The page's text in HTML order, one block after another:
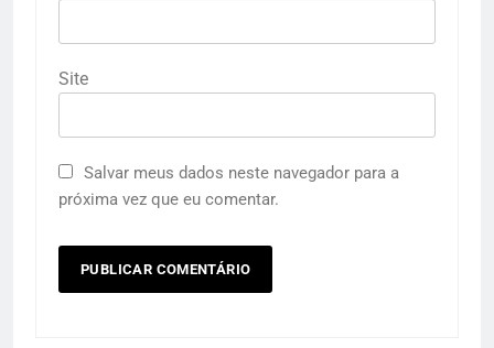
Site
Salvar meus dados neste navegador para a
próxima vez que eu comentar.